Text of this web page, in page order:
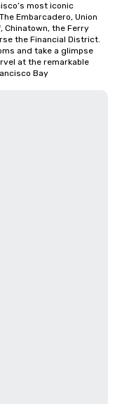
most iconic
Embarcadero, Union
Chinatown, the Ferry
the Financial District.
and take a glimpse
at the remarkable
Bay